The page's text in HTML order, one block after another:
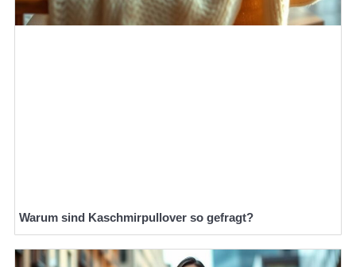
Warum sind Kaschmirpullover so gefragt?